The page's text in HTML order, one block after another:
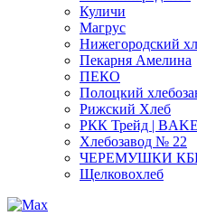
Куличи
Магрус
Нижегородский
Пекарня Амелина
ПЕКО
Полоцкий
Рижский Хлеб
РКК Трейд |
Хлебозавод № 22
ЧЕРЕМУШКИ
Щелковохлеб